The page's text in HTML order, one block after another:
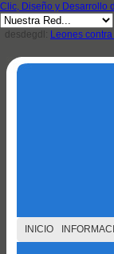
Clic, Diseño y Desarrollo
desdegdl: Leones
INICIO